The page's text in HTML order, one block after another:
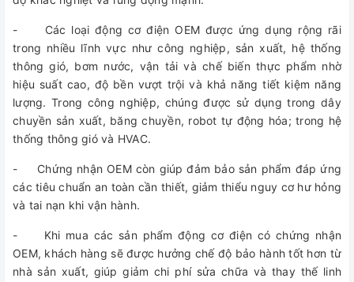
- Các loại động cơ điện OEM được ứng dụng rộng rãi
trong nhiều lĩnh vực như công nghiệp, sản xuất, hệ thống
thông gió, bơm nước, vận tải và chế biến thực phẩm nhờ
hiệu suất cao, độ bền vượt trội và khả năng tiết kiệm năng
lượng. Trong công nghiệp, chúng được sử dụng trong dây
chuyền sản xuất, băng chuyền, robot tự động hóa; trong hệ
thống thông gió và HVAC.
- Chứng nhận OEM còn giúp đảm bảo sản phẩm đáp ứng
các tiêu chuẩn an toàn cần thiết, giảm thiểu nguy cơ hư hỏng
và tai nạn khi vận hành.
- Khi mua các sản phẩm động cơ điện có chứng nhận
OEM, khách hàng sẽ được hưởng chế độ bảo hành tốt hơn từ
nhà sản xuất, giúp giảm chi phí sửa chữa và thay thế linh